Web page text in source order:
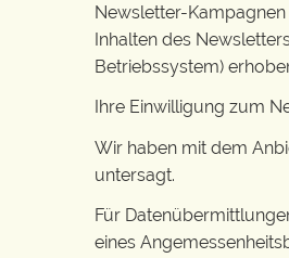
Newsletter-
Inhalten des
Betriebssystem)
Ihre Einwilligung zum
Wir haben mit dem
untersagt.
Für
eines